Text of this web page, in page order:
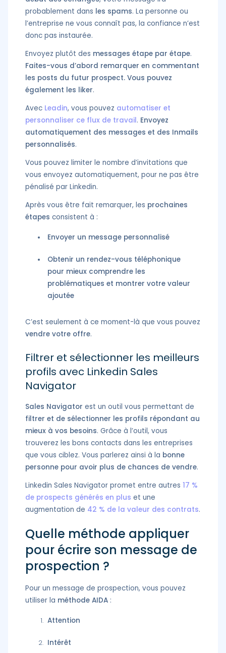
probablement dans les spams. La personne ou
l’entreprise ne vous connaît pas, la confiance n’est
donc pas instaurée.
Envoyez plutôt des messages étape par étape.
Faites-vous d’abord remarquer en commentant
les posts du futur prospect. Vous pouvez
également les liker.
Avec Leadin, vous pouvez automatiser et
personnaliser ce flux de travail. Envoyez
automatiquement des messages et des Inmails
personnalisés.
Vous pouvez limiter le nombre d’invitations que
vous envoyez automatiquement, pour ne pas être
pénalisé par Linkedin.
Après vous être fait remarquer, les prochaines
étapes consistent à :
Envoyer un message personnalisé
Obtenir un rendez-vous téléphonique
pour mieux comprendre les
problématiques et montrer votre valeur
ajoutée
C’est seulement à ce moment-là que vous pouvez
vendre votre offre.
Filtrer et sélectionner les meilleurs
profils avec Linkedin Sales
Navigator
Sales Navigator est un outil vous permettant de
filtrer et de sélectionner les profils répondant au
mieux à vos besoins. Grâce à l’outil, vous
trouverez les bons contacts dans les entreprises
que vous ciblez. Vous parlerez ainsi à la bonne
personne pour avoir plus de chances de vendre.
Linkedin Sales Navigator promet entre autres 17 %
de prospects générés en plus et une
augmentation de 42 % de la valeur des contrats.
Quelle méthode appliquer
pour écrire son message de
prospection ?
Pour un message de prospection, vous pouvez
utiliser la méthode AIDA :
Attention
Intérêt